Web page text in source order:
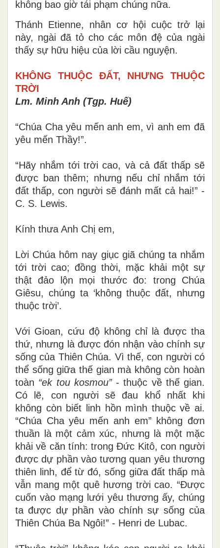
không bao giờ tái phạm chúng nữa.
Thánh Etienne, nhân cơ hội cuộc trở lại
này, ngài đã tỏ cho các môn đệ của ngài
thấy sự hữu hiệu của lời cầu nguyện.
KHÔNG THUỘC ĐẤT, NHƯNG THUỘC
TRỜI
Lm. Minh Anh (Tgp. Huế)
“Chúa Cha yêu mến anh em, vì anh em đã
yêu mến Thầy!”.
“Hãy nhắm tới trời cao, và cả đất thấp sẽ
được ban thêm; nhưng nếu chỉ nhắm tới
đất thấp, con người sẽ đánh mất cả hai!” -
C. S. Lewis.
Kính thưa Anh Chị em,
Lời Chúa hôm nay giục giã chúng ta nhắm
tới trời cao; đồng thời, mặc khải một sự
thật đảo lộn mọi thước đo: trong Chúa
Giêsu, chúng ta ‘không thuộc đất, nhưng
thuộc trời’.
Với Gioan, cứu độ không chỉ là được tha
thứ, nhưng là được đón nhận vào chính sự
sống của Thiên Chúa. Vì thế, con người có
thể sống giữa thế gian mà không còn hoàn
toàn “ek tou kosmou”- thuộc về thế gian.
Có lẽ, con người sẽ đau khổ nhất khi
không còn biết linh hồn mình thuộc về ai.
“Chúa Cha yêu mến anh em” không đơn
thuần là một cảm xúc, nhưng là một mặc
khải về căn tính: trong Đức Kitô, con người
được dự phần vào tương quan yêu thương
thiên linh, để từ đó, sống giữa đất thấp mà
vẫn mang một quê hương trời cao. “Được
cuốn vào mạng lưới yêu thương ấy, chúng
ta được dự phần vào chính sự sống của
Thiên Chúa Ba Ngôi!” - Henri de Lubac.